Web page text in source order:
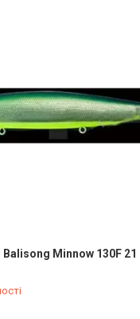
Balisong Minnow 130F 21